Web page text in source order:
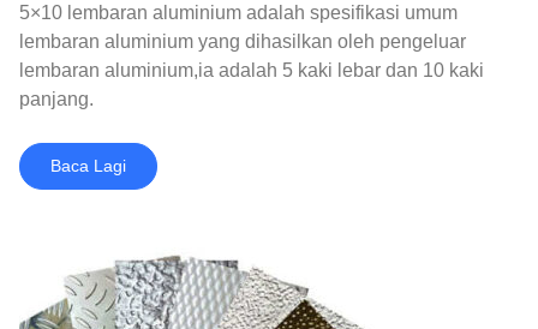
5×10 lembaran aluminium adalah spesifikasi umum
lembaran aluminium yang dihasilkan oleh pengeluar
lembaran aluminium,ia adalah 5 kaki lebar dan 10 kaki
panjang.
Baca Lagi